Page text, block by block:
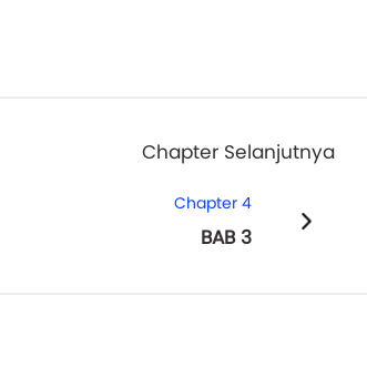
Chapter Selanjutnya
Chapter 4
BAB 3